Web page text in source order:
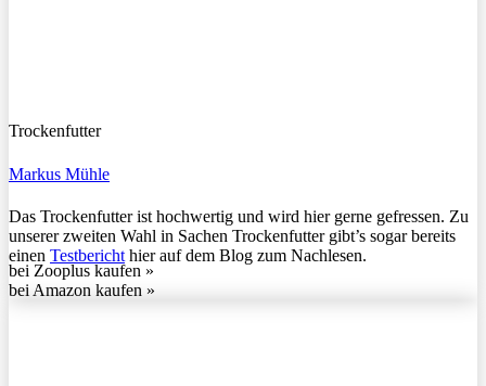
Trockenfutter
Markus Mühle
Das Trockenfutter ist hochwertig und wird hier gerne gefressen. Zu
unserer zweiten Wahl in Sachen Trockenfutter gibt’s sogar bereits
einen Testbericht hier auf dem Blog zum Nachlesen.
bei Zooplus kaufen »
bei Amazon kaufen »